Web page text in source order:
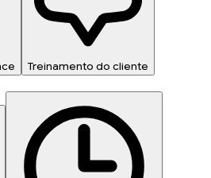
Treinamento do cliente